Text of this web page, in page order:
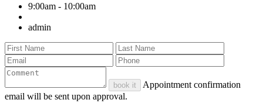
9:00am - 10:00am
admin
book it
Appointment confirmation
email will be sent upon approval.